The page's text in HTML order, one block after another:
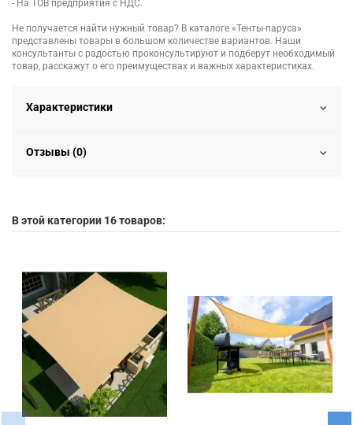
- На ТОВ предприятия с НДС.
Не получается найти нужный товар? В каталоге «Тенты-паруса»
представлены товары в большом количестве вариантов. Наши
консультанты с радостью проконсультируют и подберут необходимый
товар, расскажут о его преимуществах и важных характеристиках.
Характеристики
Отзывы (0)
В этой категории 16 товаров: